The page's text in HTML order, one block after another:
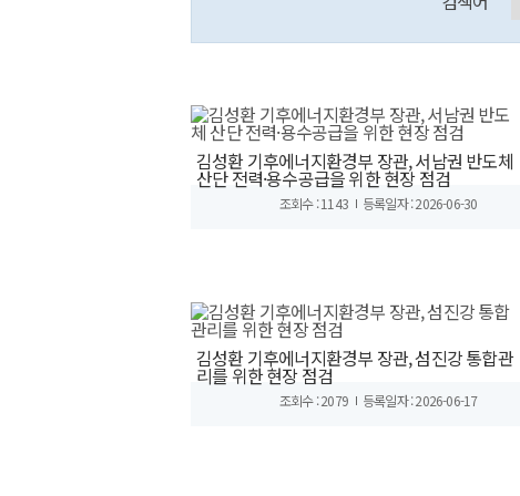
김성환 기후에너지환경부 장관, 서남권 반도체
산단 전력·용수공급을 위한 현장 점검
조회수 : 1143 등록일자 : 2026-06-30
김성환 기후에너지환경부 장관, 섬진강 통합관
리를 위한 현장 점검
조회수 : 2079 등록일자 : 2026-06-17